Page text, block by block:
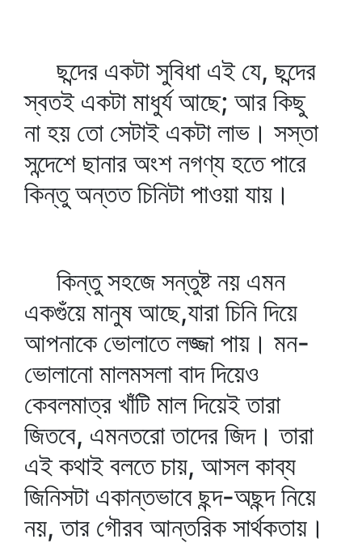
ছন্দের একটা সুবিধা এই যে, ছন্দের
স্বতই একটা মাধুর্য আছে; আর কিছু
না হয় তো সেটাই একটা লাভ। সস্তা
সন্দেশে ছানার অংশ নগণ্য হতে পারে
কিন্তু অন্তত চিনিটা পাওয়া যায়।
কিন্তু সহজে সন্তুষ্ট নয় এমন
একগুঁয়ে মানুষ আছে,যারা চিনি দিয়ে
আপনাকে ভোলাতে লজ্জা পায়। মন-
ভোলানো মালমসলা বাদ দিয়েও
কেবলমাত্র খাঁটি মাল দিয়েই তারা
জিতবে, এমনতরো তাদের জিদ। তারা
এই কথাই বলতে চায়, আসল কাব্য
জিনিসটা একান্তভাবে ছন্দ-অছন্দ নিয়ে
নয়, তার গৌরব আন্তরিক সার্থকতায়।